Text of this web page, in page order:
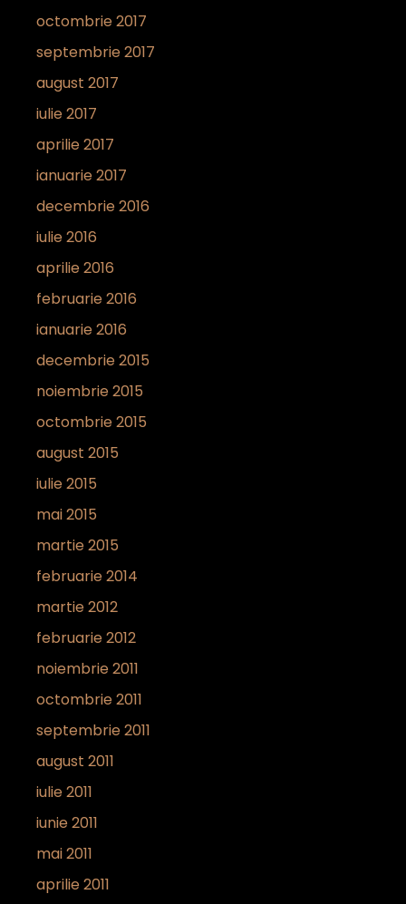
octombrie 2017
septembrie 2017
august 2017
iulie 2017
aprilie 2017
ianuarie 2017
decembrie 2016
iulie 2016
aprilie 2016
februarie 2016
ianuarie 2016
decembrie 2015
noiembrie 2015
octombrie 2015
august 2015
iulie 2015
mai 2015
martie 2015
februarie 2014
martie 2012
februarie 2012
noiembrie 2011
octombrie 2011
septembrie 2011
august 2011
iulie 2011
iunie 2011
mai 2011
aprilie 2011